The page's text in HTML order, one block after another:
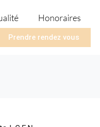
Honoraires
Prendre rendez vous